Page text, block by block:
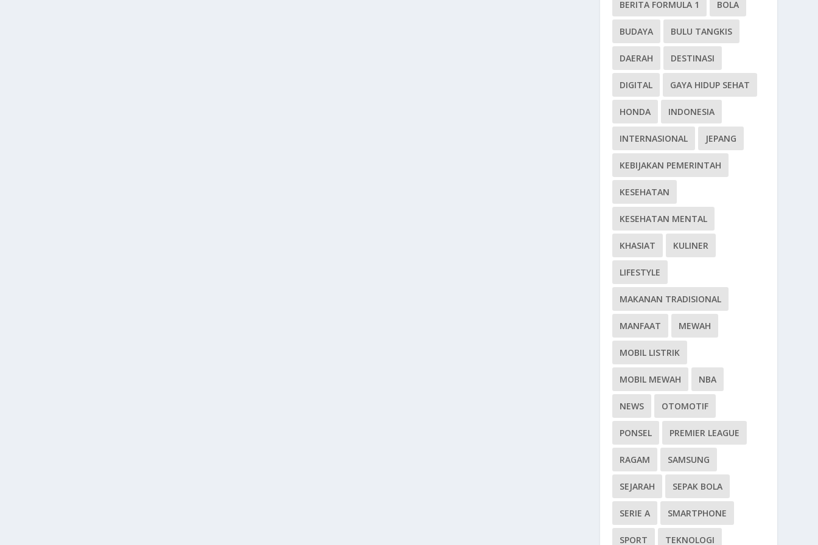
BERITA FORMULA 1 BOLA
BUDAYA BULU TANGKIS
DAERAH DESTINASI
DIGITAL GAYA HIDUP SEHAT
HONDA INDONESIA
INTERNASIONAL JEPANG
KEBIJAKAN PEMERINTAH
KESEHATAN
KESEHATAN MENTAL
KHASIAT KULINER
LIFESTYLE
MAKANAN TRADISIONAL
MANFAAT MEWAH
MOBIL LISTRIK
MOBIL MEWAH NBA
NEWS OTOMOTIF
PONSEL PREMIER LEAGUE
RAGAM SAMSUNG
SEJARAH SEPAK BOLA
SERIE A SMARTPHONE
SPORT TEKNOLOGI